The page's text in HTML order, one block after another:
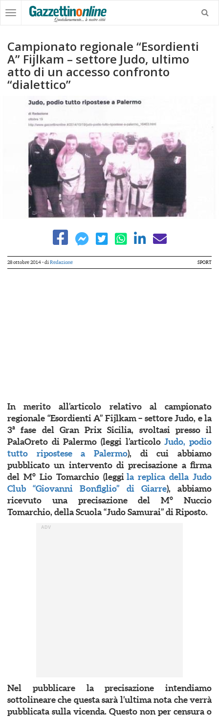
Campionato regionale “Esordienti
A” Fijlkam – settore Judo, ultimo
atto di un accesso confronto
“dialettico”
28 ottobre 2014- di Redazione SPORT
In merito all’articolo relativo al campionato
regionale “Esordienti A” Fijlkam – settore Judo, e la
3ª fase del Gran Prix Sicilia, svoltasi presso il
PalaOreto di Palermo (leggi l’articoloJudo, podio
tutto ripostese a Palermo), di cui abbiamo
pubblicato un intervento di precisazione a firma
del M° Lio Tomarchio (leggi la replica della Judo
Club “Giovanni Bonfiglio” di Giarre), abbiamo
ricevuto una precisazione del M° Nuccio
Tomarchio, della Scuola “Judo Samurai” di Riposto.
Nel pubblicare la precisazione intendiamo
sottolineare che questa sarà l’ultima nota che verrà
pubblicata sulla vicenda. Questo non per censura o